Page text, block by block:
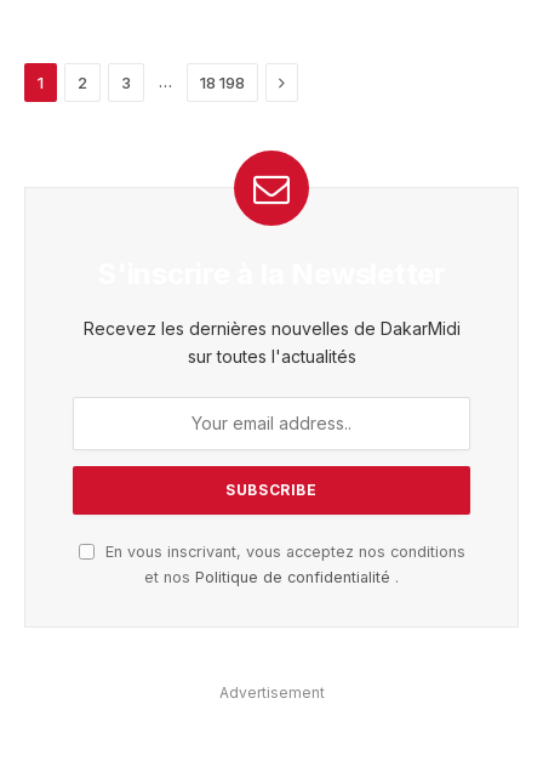
1 2 3 … 18 198 Next
Recevez les dernières nouvelles de DakarMidi
sur toutes l'actualités
En vous inscrivant, vous acceptez nos conditions
et nos Politique de confidentialité .
Advertisement